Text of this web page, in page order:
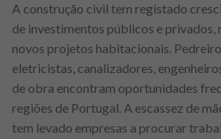
A construção civil tem registado
de investimentos públicos e privados,
novos projetos habitacionais.
eletricistas, canalizadores,
de obra encontram oportunidades
regiões de Portugal. A escassez de
tem levado empresas a procurar